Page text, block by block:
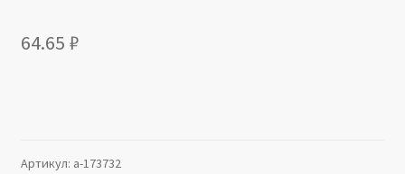
64.65 ₽
Артикул: a-173732